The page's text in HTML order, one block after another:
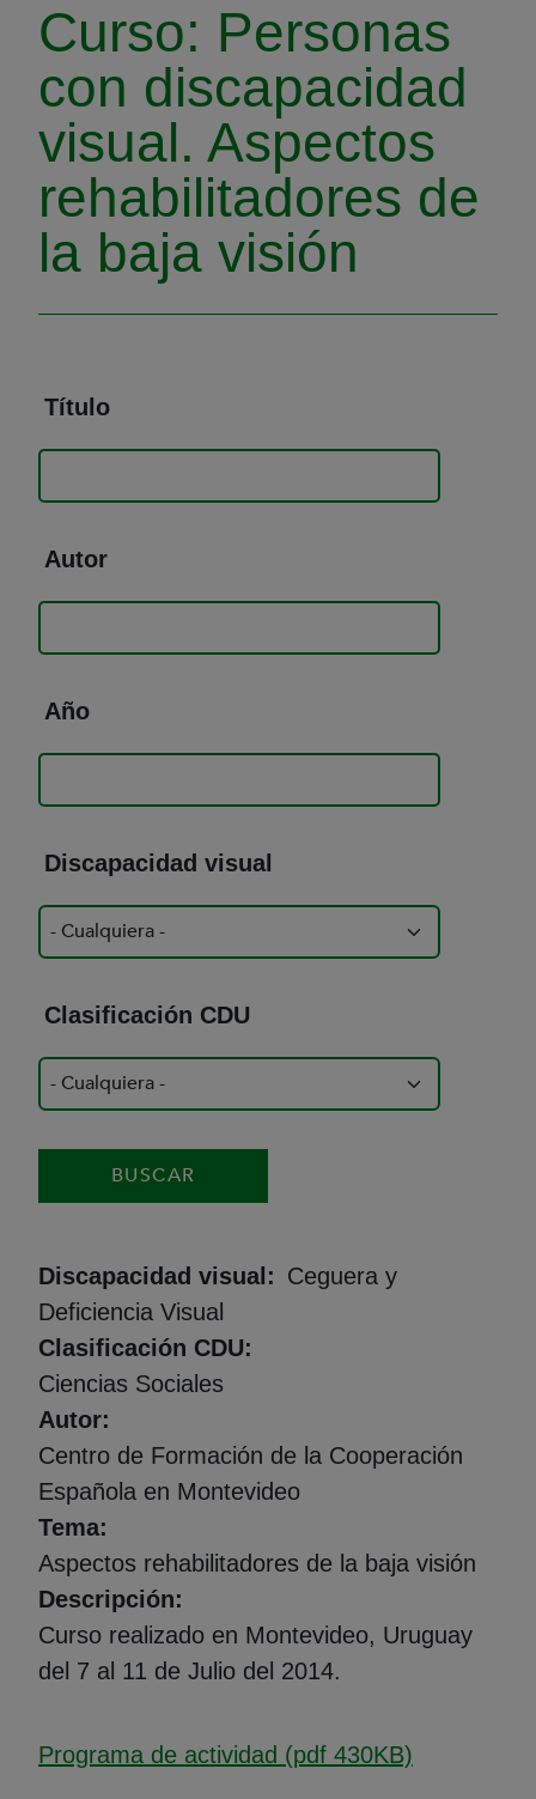
Curso: Personas
con discapacidad
visual. Aspectos
rehabilitadores de
la baja visión
Título
Autor
Año
Discapacidad visual
Clasificación CDU
Discapacidad visual
Ceguera y
Deficiencia Visual
Clasificación CDU
Ciencias Sociales
Autor
Centro de Formación de la Cooperación
Española en Montevideo
Tema
Aspectos rehabilitadores de la baja visión
Descripción
Curso realizado en Montevideo, Uruguay
del 7 al 11 de Julio del 2014.
Programa de actividad (pdf 430KB)